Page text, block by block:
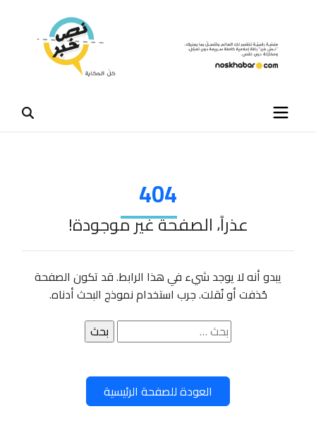
404
عذراً، الصفحة غير موجودة!
يبدو أنه لا يوجد شيء في هذا الرابط. قد تكون الصفحة
حُذفت أو نُقلت. جرب استخدام نموذج البحث أدناه.
البحث
عن:
العودة للصفحة الرئيسية